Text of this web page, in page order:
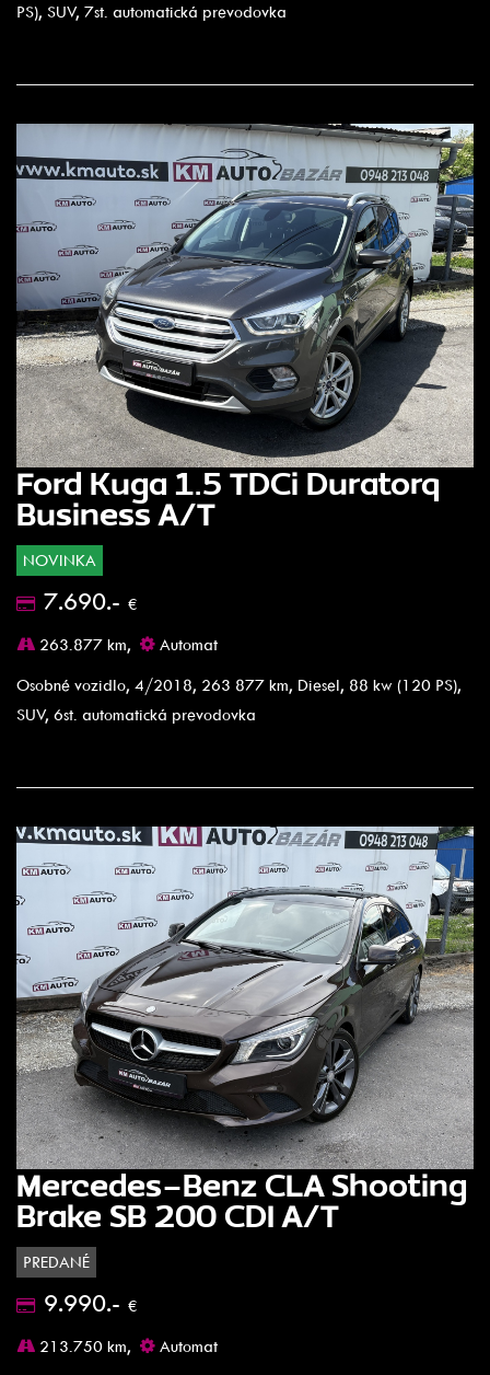
PS), SUV, 7st. automatická prevodovka
Ford Kuga 1.5 TDCi Duratorq
Business A/T
NOVINKA
7.690.- €
263.877 km,
Automat
Osobné vozidlo, 4/2018, 263 877 km, Diesel, 88 kw (120 PS),
SUV, 6st. automatická prevodovka
Mercedes-Benz CLA Shooting
Brake SB 200 CDI A/T
PREDANÉ
9.990.- €
213.750 km,
Automat